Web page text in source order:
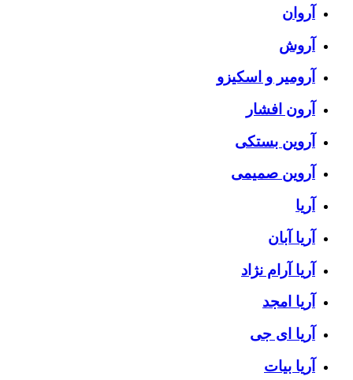
آروان
آروش
آرومیر و اسکیزو
آرون افشار
آروین بستکی
آروین صمیمی
آریا
آریا آبان
آریا آرام نژاد
آریا امجد
آریا ای جی
آریا بیات